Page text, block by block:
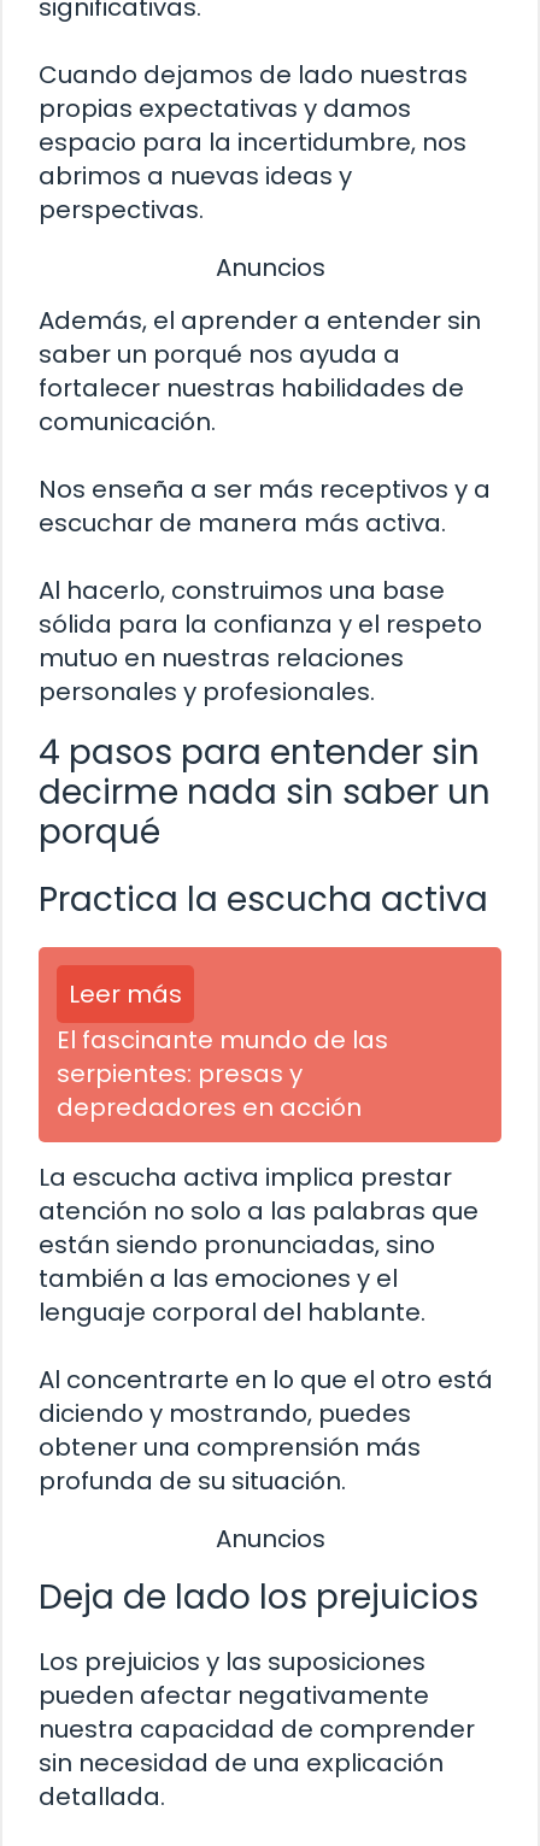
significativas.
Cuando dejamos de lado nuestras
propias expectativas y damos
espacio para la incertidumbre, nos
abrimos a nuevas ideas y
perspectivas.
Anuncios
Además, el aprender a entender sin
saber un porqué nos ayuda a
fortalecer nuestras habilidades de
comunicación.
Nos enseña a ser más receptivos y a
escuchar de manera más activa.
Al hacerlo, construimos una base
sólida para la confianza y el respeto
mutuo en nuestras relaciones
personales y profesionales.
4 pasos para entender sin
decirme nada sin saber un
porqué
Practica la escucha activa
Leer más
El fascinante mundo de las
serpientes: presas y
depredadores en acción
La escucha activa implica prestar
atención no solo a las palabras que
están siendo pronunciadas, sino
también a las emociones y el
lenguaje corporal del hablante.
Al concentrarte en lo que el otro está
diciendo y mostrando, puedes
obtener una comprensión más
profunda de su situación.
Anuncios
Deja de lado los prejuicios
Los prejuicios y las suposiciones
pueden afectar negativamente
nuestra capacidad de comprender
sin necesidad de una explicación
detallada.